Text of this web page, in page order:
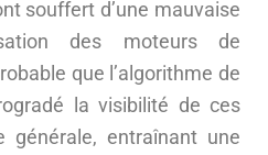
souffert d’une mauvaise
des moteurs de
que l’algorithme de
la visibilité de ces
générale, entraînant une